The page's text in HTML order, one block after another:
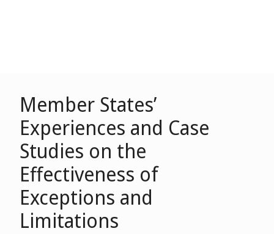
Member States’
Experiences and Case
Studies on the
Effectiveness of
Exceptions and
Limitations